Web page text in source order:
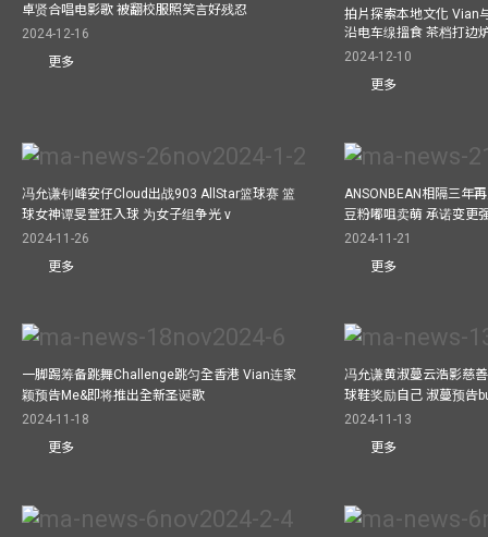
卓贤合唱电影歌 被翻校服照笑言好残忍
2024-12-16
更多
拍片探索本地文化 Vian
沿电车缐搵食 茶档打边
2024-12-10
更多
冯允谦钊峰安仔Cloud出战903 AllStar篮球赛 篮
球女神谭旻萱狂入球 为女子组争光 v
2024-11-26
更多
ANSONBEAN相隔三年
豆粉嘟咀卖萌 承诺变更
2024-11-21
更多
一脚踢筹备跳舞Challenge跳匀全香港 Vian连家
颖预告Me&即将推出全新圣诞歌
2024-11-18
更多
冯允谦黄淑蔓云浩影慈
球鞋奖励自己 淑蔓预告
2024-11-13
更多